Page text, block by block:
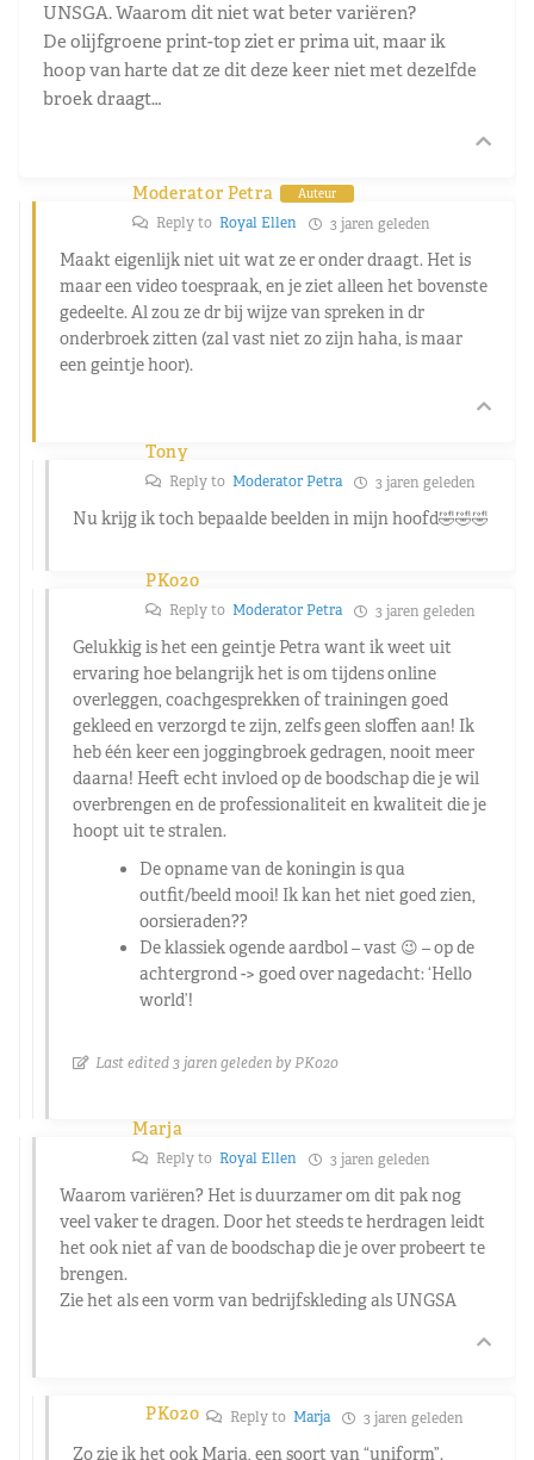
UNSGA. Waarom dit niet wat beter variëren?
De olijfgroene print-top ziet er prima uit, maar ik
hoop van harte dat ze dit deze keer niet met dezelfde
broek draagt…
Moderator Petra Auteur
Reply to Royal Ellen 3 jaren geleden
Maakt eigenlijk niet uit wat ze er onder draagt. Het is
maar een video toespraak, en je ziet alleen het bovenste
gedeelte. Al zou ze dr bij wijze van spreken in dr
onderbroek zitten (zal vast niet zo zijn haha, is maar
een geintje hoor).
Tony
Reply to Moderator Petra 3 jaren geleden
Nu krijg ik toch bepaalde beelden in mijn hoofd🤣🤣🤣
PK020
Reply to Moderator Petra 3 jaren geleden
Gelukkig is het een geintje Petra want ik weet uit
ervaring hoe belangrijk het is om tijdens online
overleggen, coachgesprekken of trainingen goed
gekleed en verzorgd te zijn, zelfs geen sloffen aan! Ik
heb één keer een joggingbroek gedragen, nooit meer
daarna! Heeft echt invloed op de boodschap die je wil
overbrengen en de professionaliteit en kwaliteit die je
hoopt uit te stralen.
De opname van de koningin is qua
outfit/beeld mooi! Ik kan het niet goed zien,
oorsieraden??
De klassiek ogende aardbol – vast 😉 – op de
achtergrond -> goed over nagedacht: ‘Hello
world’!
Last edited 3 jaren geleden by PK020
Marja
Reply to Royal Ellen 3 jaren geleden
Waarom variëren? Het is duurzamer om dit pak nog
veel vaker te dragen. Door het steeds te herdragen leidt
het ook niet af van de boodschap die je over probeert te
brengen.
Zie het als een vorm van bedrijfskleding als UNGSA
PK020 Reply to Marja 3 jaren geleden
Zo zie ik het ook Marja, een soort van “uniform”.